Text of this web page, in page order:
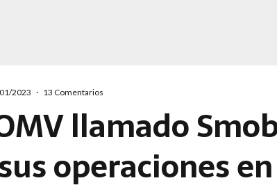
2023 · 13 Comentarios
llamado
operaciones